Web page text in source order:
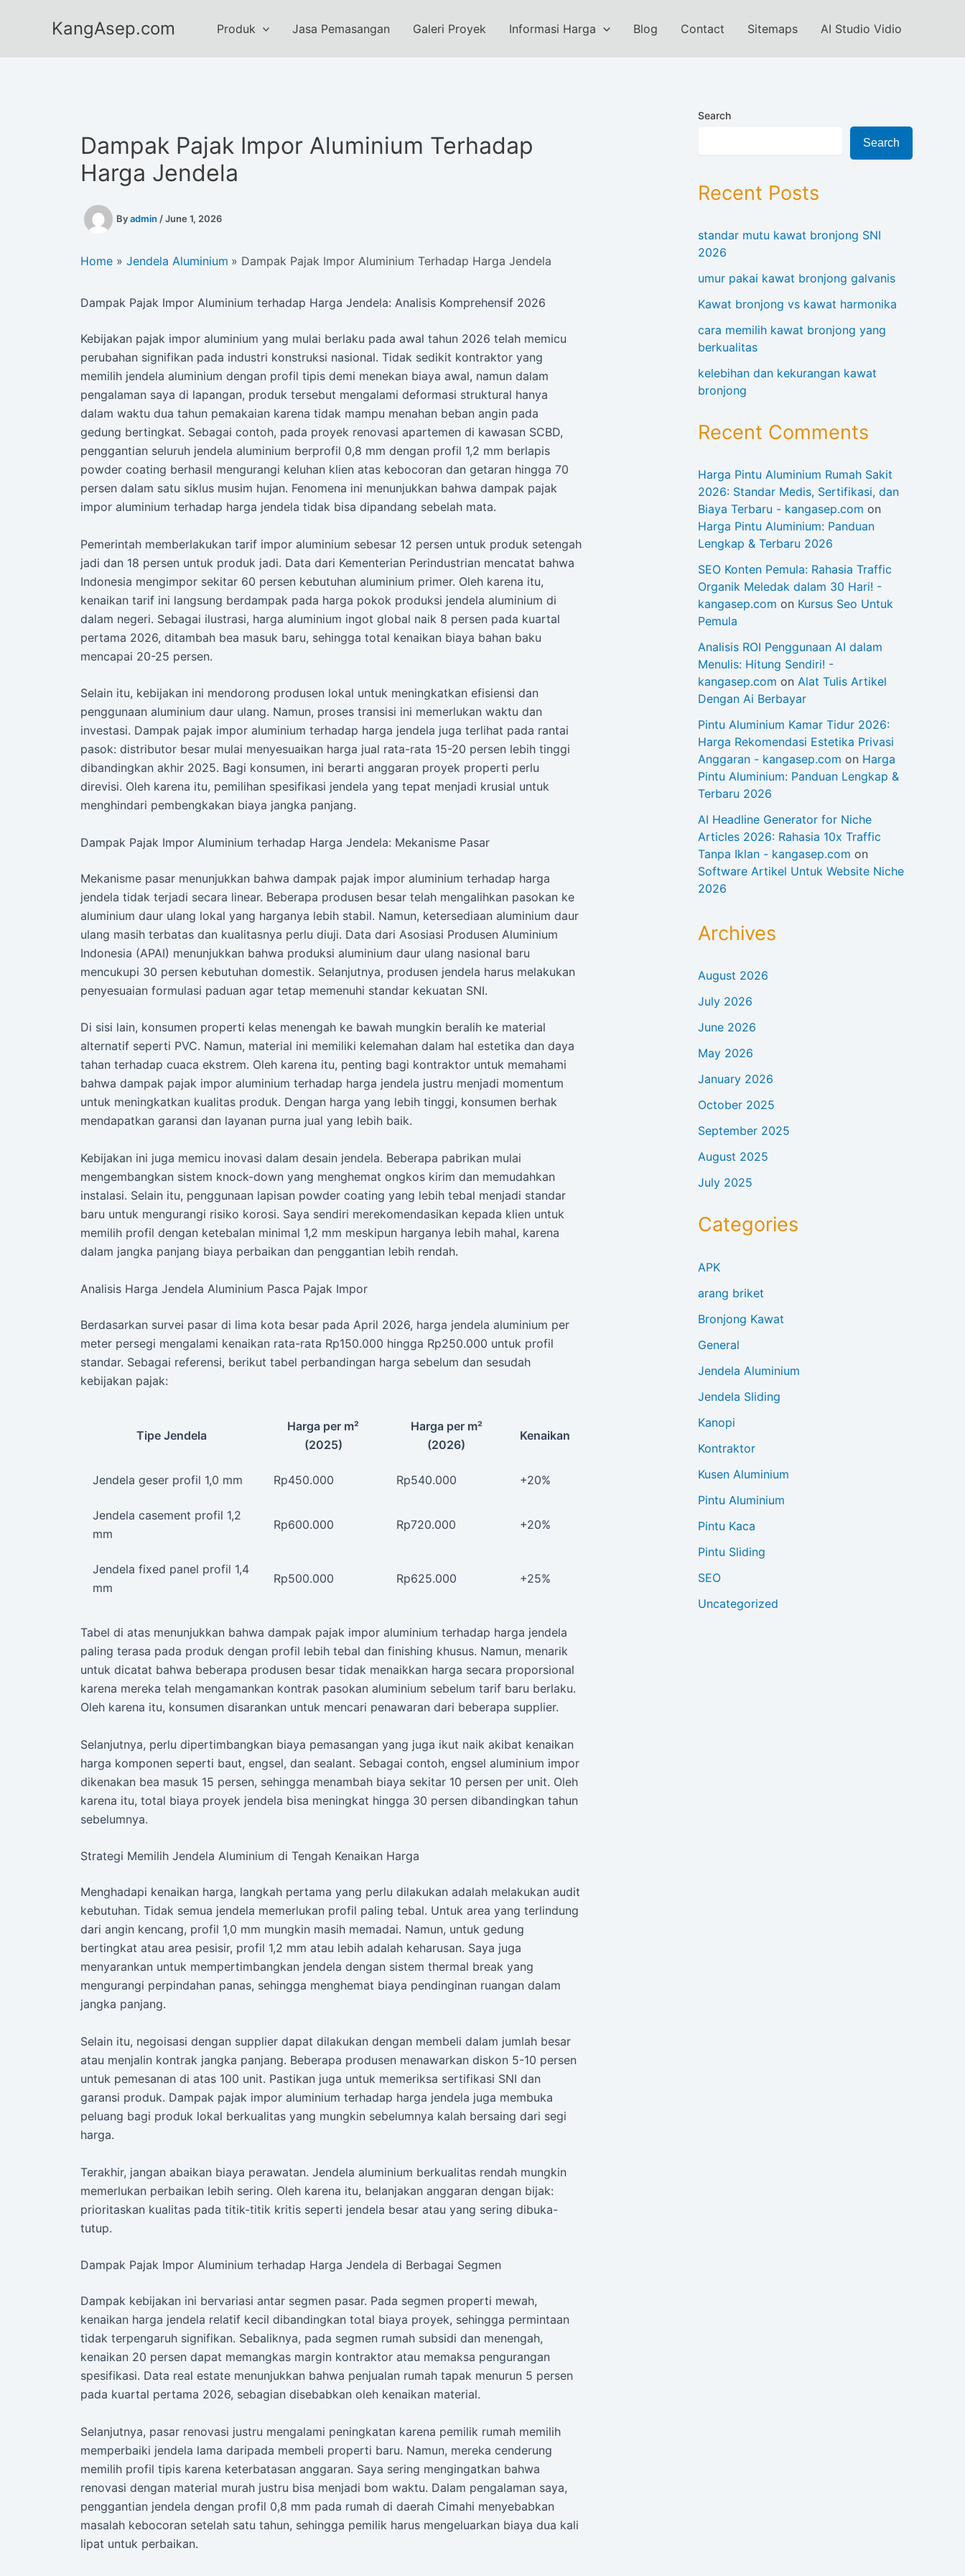
KangAsep.com Produk Jasa Pemasangan Galeri Proyek Informasi Harga Blog Contact Sitemaps AI Studio Vidio
Dampak Pajak Impor Aluminium Terhadap
Harga Jendela
Byadmin /June 1, 2026
Home Jendela Aluminium Dampak Pajak Impor Aluminium Terhadap Harga Jendela
Dampak Pajak Impor Aluminium terhadap Harga Jendela: Analisis Komprehensif 2026
Kebijakan pajak impor aluminium yang mulai berlaku pada awal tahun 2026 telah memicu
perubahan signifikan pada industri konstruksi nasional. Tidak sedikit kontraktor yang
memilih jendela aluminium dengan profil tipis demi menekan biaya awal, namun dalam
pengalaman saya di lapangan, produk tersebut mengalami deformasi struktural hanya
dalam waktu dua tahun pemakaian karena tidak mampu menahan beban angin pada
gedung bertingkat. Sebagai contoh, pada proyek renovasi apartemen di kawasan SCBD,
penggantian seluruh jendela aluminium berprofil 0,8 mm dengan profil 1,2 mm berlapis
powder coating berhasil mengurangi keluhan klien atas kebocoran dan getaran hingga 70
persen dalam satu siklus musim hujan. Fenomena ini menunjukkan bahwa dampak pajak
impor aluminium terhadap harga jendela tidak bisa dipandang sebelah mata.
Pemerintah memberlakukan tarif impor aluminium sebesar 12 persen untuk produk setengah
jadi dan 18 persen untuk produk jadi. Data dari Kementerian Perindustrian mencatat bahwa
Indonesia mengimpor sekitar 60 persen kebutuhan aluminium primer. Oleh karena itu,
kenaikan tarif ini langsung berdampak pada harga pokok produksi jendela aluminium di
dalam negeri. Sebagai ilustrasi, harga aluminium ingot global naik 8 persen pada kuartal
pertama 2026, ditambah bea masuk baru, sehingga total kenaikan biaya bahan baku
mencapai 20-25 persen.
Selain itu, kebijakan ini mendorong produsen lokal untuk meningkatkan efisiensi dan
penggunaan aluminium daur ulang. Namun, proses transisi ini memerlukan waktu dan
investasi. Dampak pajak impor aluminium terhadap harga jendela juga terlihat pada rantai
pasok: distributor besar mulai menyesuaikan harga jual rata-rata 15-20 persen lebih tinggi
dibandingkan akhir 2025. Bagi konsumen, ini berarti anggaran proyek properti perlu
direvisi. Oleh karena itu, pemilihan spesifikasi jendela yang tepat menjadi krusial untuk
menghindari pembengkakan biaya jangka panjang.
Dampak Pajak Impor Aluminium terhadap Harga Jendela: Mekanisme Pasar
Mekanisme pasar menunjukkan bahwa dampak pajak impor aluminium terhadap harga
jendela tidak terjadi secara linear. Beberapa produsen besar telah mengalihkan pasokan ke
aluminium daur ulang lokal yang harganya lebih stabil. Namun, ketersediaan aluminium daur
ulang masih terbatas dan kualitasnya perlu diuji. Data dari Asosiasi Produsen Aluminium
Indonesia (APAI) menunjukkan bahwa produksi aluminium daur ulang nasional baru
mencukupi 30 persen kebutuhan domestik. Selanjutnya, produsen jendela harus melakukan
penyesuaian formulasi paduan agar tetap memenuhi standar kekuatan SNI.
Di sisi lain, konsumen properti kelas menengah ke bawah mungkin beralih ke material
alternatif seperti PVC. Namun, material ini memiliki kelemahan dalam hal estetika dan daya
tahan terhadap cuaca ekstrem. Oleh karena itu, penting bagi kontraktor untuk memahami
bahwa dampak pajak impor aluminium terhadap harga jendela justru menjadi momentum
untuk meningkatkan kualitas produk. Dengan harga yang lebih tinggi, konsumen berhak
mendapatkan garansi dan layanan purna jual yang lebih baik.
Kebijakan ini juga memicu inovasi dalam desain jendela. Beberapa pabrikan mulai
mengembangkan sistem knock-down yang menghemat ongkos kirim dan memudahkan
instalasi. Selain itu, penggunaan lapisan powder coating yang lebih tebal menjadi standar
baru untuk mengurangi risiko korosi. Saya sendiri merekomendasikan kepada klien untuk
memilih profil dengan ketebalan minimal 1,2 mm meskipun harganya lebih mahal, karena
dalam jangka panjang biaya perbaikan dan penggantian lebih rendah.
Analisis Harga Jendela Aluminium Pasca Pajak Impor
Berdasarkan survei pasar di lima kota besar pada April 2026, harga jendela aluminium per
meter persegi mengalami kenaikan rata-rata Rp150.000 hingga Rp250.000 untuk profil
standar. Sebagai referensi, berikut tabel perbandingan harga sebelum dan sesudah
kebijakan pajak:
Tipe Jendela
Harga per m²
(2025)
Harga per m²
(2026)
Kenaikan
Jendela geser profil 1,0 mm Rp450.000 Rp540.000 +20%
Jendela casement profil 1,2
mm
Rp600.000 Rp720.000 +20%
Jendela fixed panel profil 1,4
mm
Rp500.000 Rp625.000 +25%
Tabel di atas menunjukkan bahwa dampak pajak impor aluminium terhadap harga jendela
paling terasa pada produk dengan profil lebih tebal dan finishing khusus. Namun, menarik
untuk dicatat bahwa beberapa produsen besar tidak menaikkan harga secara proporsional
karena mereka telah mengamankan kontrak pasokan aluminium sebelum tarif baru berlaku.
Oleh karena itu, konsumen disarankan untuk mencari penawaran dari beberapa supplier.
Selanjutnya, perlu dipertimbangkan biaya pemasangan yang juga ikut naik akibat kenaikan
harga komponen seperti baut, engsel, dan sealant. Sebagai contoh, engsel aluminium impor
dikenakan bea masuk 15 persen, sehingga menambah biaya sekitar 10 persen per unit. Oleh
karena itu, total biaya proyek jendela bisa meningkat hingga 30 persen dibandingkan tahun
sebelumnya.
Strategi Memilih Jendela Aluminium di Tengah Kenaikan Harga
Menghadapi kenaikan harga, langkah pertama yang perlu dilakukan adalah melakukan audit
kebutuhan. Tidak semua jendela memerlukan profil paling tebal. Untuk area yang terlindung
dari angin kencang, profil 1,0 mm mungkin masih memadai. Namun, untuk gedung
bertingkat atau area pesisir, profil 1,2 mm atau lebih adalah keharusan. Saya juga
menyarankan untuk mempertimbangkan jendela dengan sistem thermal break yang
mengurangi perpindahan panas, sehingga menghemat biaya pendinginan ruangan dalam
jangka panjang.
Selain itu, negoisasi dengan supplier dapat dilakukan dengan membeli dalam jumlah besar
atau menjalin kontrak jangka panjang. Beberapa produsen menawarkan diskon 5-10 persen
untuk pemesanan di atas 100 unit. Pastikan juga untuk memeriksa sertifikasi SNI dan
garansi produk. Dampak pajak impor aluminium terhadap harga jendela juga membuka
peluang bagi produk lokal berkualitas yang mungkin sebelumnya kalah bersaing dari segi
harga.
Terakhir, jangan abaikan biaya perawatan. Jendela aluminium berkualitas rendah mungkin
memerlukan perbaikan lebih sering. Oleh karena itu, belanjakan anggaran dengan bijak:
prioritaskan kualitas pada titik-titik kritis seperti jendela besar atau yang sering dibuka-
tutup.
Dampak Pajak Impor Aluminium terhadap Harga Jendela di Berbagai Segmen
Dampak kebijakan ini bervariasi antar segmen pasar. Pada segmen properti mewah,
kenaikan harga jendela relatif kecil dibandingkan total biaya proyek, sehingga permintaan
tidak terpengaruh signifikan. Sebaliknya, pada segmen rumah subsidi dan menengah,
kenaikan 20 persen dapat memangkas margin kontraktor atau memaksa pengurangan
spesifikasi. Data real estate menunjukkan bahwa penjualan rumah tapak menurun 5 persen
pada kuartal pertama 2026, sebagian disebabkan oleh kenaikan material.
Selanjutnya, pasar renovasi justru mengalami peningkatan karena pemilik rumah memilih
memperbaiki jendela lama daripada membeli properti baru. Namun, mereka cenderung
memilih profil tipis karena keterbatasan anggaran. Saya sering mengingatkan bahwa
renovasi dengan material murah justru bisa menjadi bom waktu. Dalam pengalaman saya,
penggantian jendela dengan profil 0,8 mm pada rumah di daerah Cimahi menyebabkan
masalah kebocoran setelah satu tahun, sehingga pemilik harus mengeluarkan biaya dua kali
lipat untuk perbaikan.
Search
Search
Recent Posts
standar mutu kawat bronjong SNI
2026
umur pakai kawat bronjong galvanis
Kawat bronjong vs kawat harmonika
cara memilih kawat bronjong yang
berkualitas
kelebihan dan kekurangan kawat
bronjong
Recent Comments
Harga Pintu Aluminium Rumah Sakit
2026: Standar Medis, Sertifikasi, dan
Biaya Terbaru - kangasep.com on
Harga Pintu Aluminium: Panduan
Lengkap & Terbaru 2026
SEO Konten Pemula: Rahasia Traffic
Organik Meledak dalam 30 Hari! -
kangasep.com on Kursus Seo Untuk
Pemula
Analisis ROI Penggunaan AI dalam
Menulis: Hitung Sendiri! -
kangasep.com on Alat Tulis Artikel
Dengan Ai Berbayar
Pintu Aluminium Kamar Tidur 2026:
Harga Rekomendasi Estetika Privasi
Anggaran - kangasep.com on Harga
Pintu Aluminium: Panduan Lengkap &
Terbaru 2026
AI Headline Generator for Niche
Articles 2026: Rahasia 10x Traffic
Tanpa Iklan - kangasep.com on
Software Artikel Untuk Website Niche
2026
Archives
August 2026
July 2026
June 2026
May 2026
January 2026
October 2025
September 2025
August 2025
July 2025
Categories
APK
arang briket
Bronjong Kawat
General
Jendela Aluminium
Jendela Sliding
Kanopi
Kontraktor
Kusen Aluminium
Pintu Aluminium
Pintu Kaca
Pintu Sliding
SEO
Uncategorized